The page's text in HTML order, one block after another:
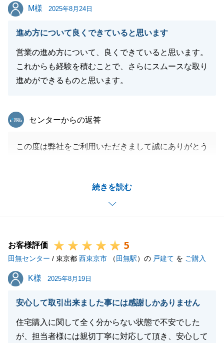
M様
M様 2025年8月24日
進め方について良くできていると思います
営業の進め方について、良くできていると思います。
これからも経験を積むことで、さらにスムースな取り
進めができるものと思います。
続きを読む
東急リバブル
センターからの返答
この度は弊社をご利用いただきまして誠にありがとう
ってご満足いただける形で進める事ができ、大変嬉し
今後は、よりスムーズな進め方ができるよう精進して
また不動産の事で何かありましたらお気兼ねなくご連
絡くださいませ。
今後とも何卒よろしくお願い申し上げます。
お客様評価 5
田無センター / 東京都 西東京市 （ 田無駅）の 戸建て を ご購入
K様
K様 2025年8月19日
安心して取引出来ました事には感謝しかありません
住宅購入に関して全く分からない状態で不安でした
が、担当者様には親切丁寧に対応して頂き、安心して